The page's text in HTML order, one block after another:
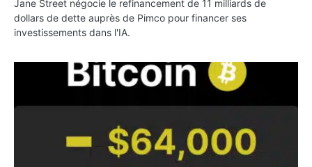
Jane Street négocie le refinancement de 11 milliards de
dollars de dette auprès de Pimco pour financer ses
investissements dans l'IA.
Bitcoin stagne à 64 000 dollars pendant que les